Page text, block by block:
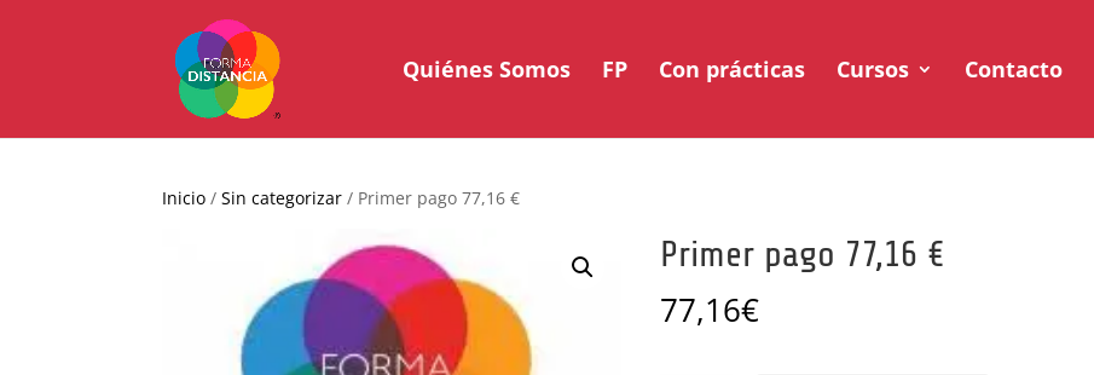
Quiénes Somos FP Con prácticas Cursos Contacto
Inicio /Sin categorizar / Primer pago 77,16 €
Primer pago 77,16 €
77,16€